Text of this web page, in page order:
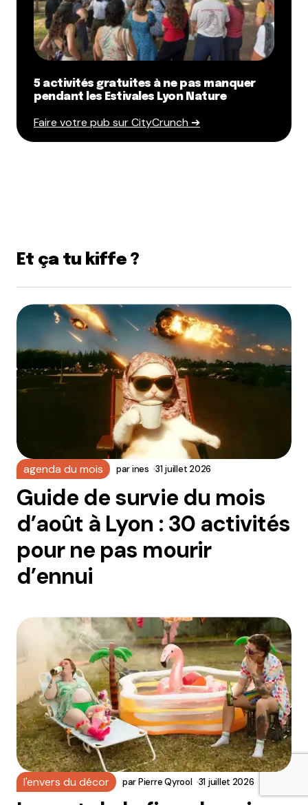
5 activités gratuites à ne pas manquer
pendant les Estivales Lyon Nature
Faire votre pub sur CityCrunch ➔
Et ça tu kiffe ?
agenda du mois parines 31 juillet 2026
Guide de survie du mois
d’août à Lyon : 30 activités
pour ne pas mourir
d’ennui
l'envers du décor parPierre Qyrool 31 juillet 2026